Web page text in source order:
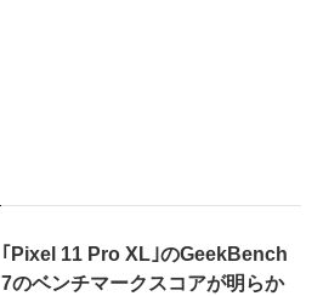
｢Pixel 11 Pro XL｣のGeekBench
7のベンチマークスコアが明らか